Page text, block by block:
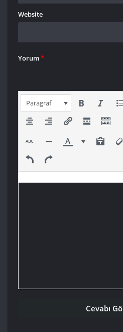
Website
Yorum*
Paragraf